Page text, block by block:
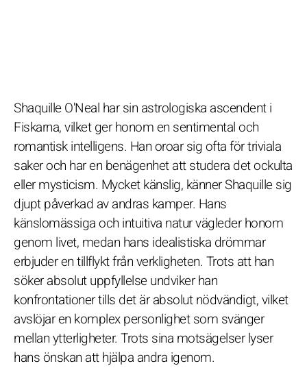
Shaquille O'Neal har sin astrologiska ascendent i
Fiskarna, vilket ger honom en sentimental och
romantisk intelligens. Han oroar sig ofta för triviala
saker och har en benägenhet att studera det ockulta
eller mysticism. Mycket känslig, känner Shaquille sig
djupt påverkad av andras kamper. Hans
känslomässiga och intuitiva natur vägleder honom
genom livet, medan hans idealistiska drömmar
erbjuder en tillflykt från verkligheten. Trots att han
söker absolut uppfyllelse undviker han
konfrontationer tills det är absolut nödvändigt, vilket
avslöjar en komplex personlighet som svänger
mellan ytterligheter. Trots sina motsägelser lyser
hans önskan att hjälpa andra igenom.